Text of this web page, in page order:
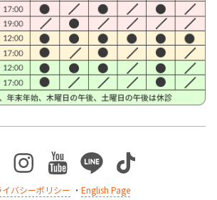
Instagram
Youtube
LineTikTok
イバシーポリシー ・ English Page